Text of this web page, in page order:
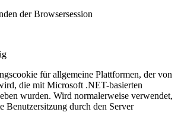
der Browsersession
für allgemeine Plattformen, der von
die mit Microsoft .NET-basierten
wurden. Wird normalerweise verwendet,
Benutzersitzung durch den Server